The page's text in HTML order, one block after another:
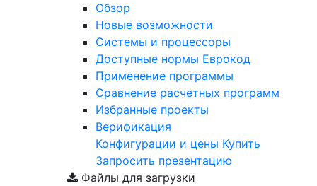
Обзор
Новые возможности
Cистемы и процессоры
Доступные нормы Еврокод
Применение программы
Сравнение расчетных программ
Избранные проекты
Верификация
Конфигурации и цены Купить
Запросить презентацию
Файлы для загрузки